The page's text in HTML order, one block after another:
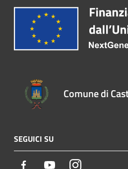
Comune di
SEGUICI SU
Facebook YoutubeInstagram